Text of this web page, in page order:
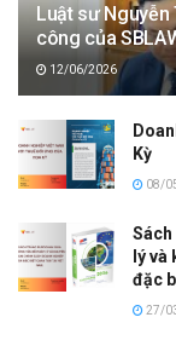
Luật sư
công của
12/06/2026
Kỳ
08/
Sách
lý
đặc
27/